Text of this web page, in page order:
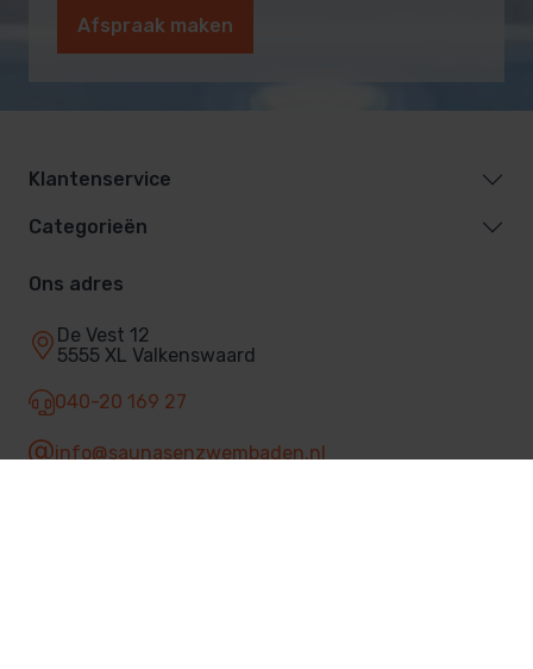
Afspraak maken
Klantenservice
Categorieën
Ons adres
De Vest 12
5555 XL Valkenswaard
040-20 169 27
info@saunasenzwembaden.nl